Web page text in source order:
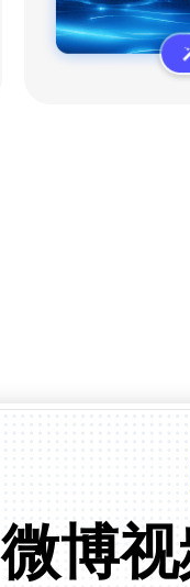
微博